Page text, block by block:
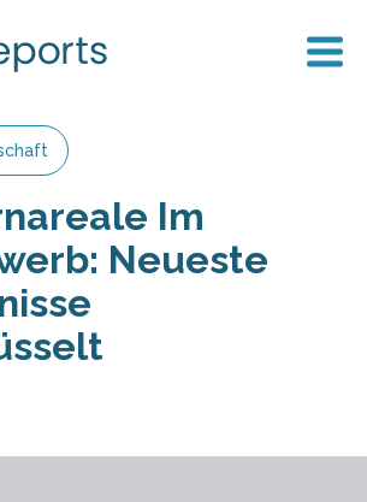
Im
Neueste